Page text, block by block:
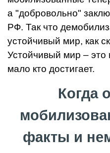
а "добровольно"
РФ. Так что
устойчивый мир, как
Устойчивый мир – это
мало кто достигает.
Когда
факты и